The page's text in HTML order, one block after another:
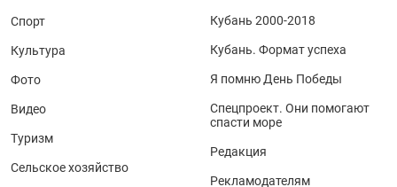
Спорт
Культура
Фото
Видео
Туризм
Сельское хозяйство
Кубань 2000-2018
Кубань. Формат успеха
Я помню День Победы
Спецпроект. Они помогают
спасти море
Редакция
Рекламодателям